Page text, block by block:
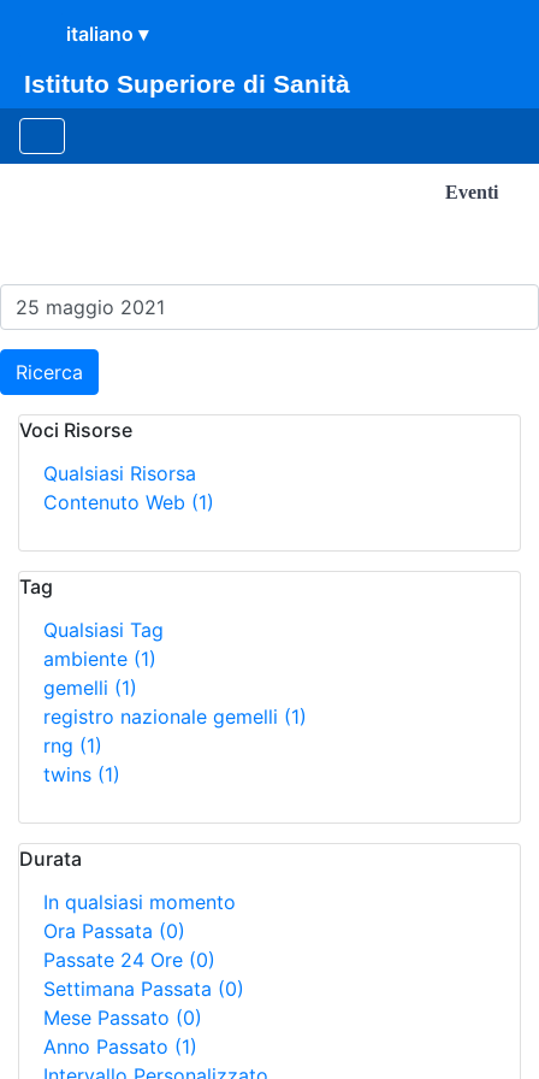
Risultati della Ricerca -
Voci Risorse
Qualsiasi Risorsa
Contenuto Web
Tag
Qualsiasi Tag
ambiente
gemelli(1)
rng(1)
twins
Durata
In qualsiasi momento
Ora Passata(0)
Passate 24 Ore(0)
Settimana Passata(0)